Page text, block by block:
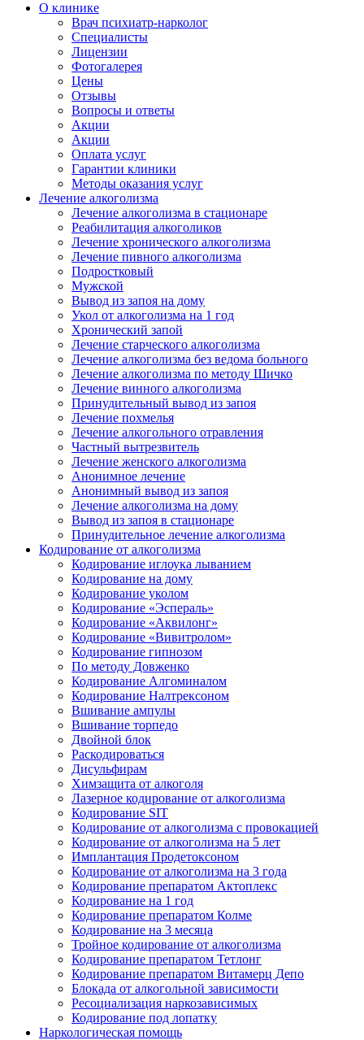
О клинике
Врач психиатр-нарколог
Специалисты
Лицензии
Фотогалерея
Цены
Отзывы
Вопросы и ответы
Акции
Акции
Оплата услуг
Гарантии клиники
Методы оказания услуг
Лечение алкоголизма
Лечение алкоголизма в стационаре
Реабилитация алкоголиков
Лечение хронического алкоголизма
Лечение пивного алкоголизма
Подростковый
Мужской
Вывод из запоя на дому
Укол от алкоголизма на 1 год
Хронический запой
Лечение старческого алкоголизма
Лечение алкоголизма без ведома больного
Лечение алкоголизма по методу Шичко
Лечение винного алкоголизма
Принудительный вывод из запоя
Лечение похмелья
Лечение алкогольного отравления
Частный вытрезвитель
Лечение женского алкоголизма
Анонимное лечение
Анонимный вывод из запоя
Лечение алкоголизма на дому
Вывод из запоя в стационаре
Принудительное лечение алкоголизма
Кодирование от алкоголизма
Кодирование иглоука лыванием
Кодирование на дому
Кодирование уколом
Кодирование «Эспераль»
Кодирование «Аквилонг»
Кодирование «Вивитролом»
Кодирование гипнозом
По методу Довженко
Кодирование Алгоминалом
Кодирование Налтрексоном
Вшивание ампулы
Вшивание торпедо
Двойной блок
Раскодироваться
Дисульфирам
Химзащита от алкоголя
Лазерное кодирование от алкоголизма
Кодирование SIT
Кодирование от алкоголизма с провокацией
Кодирование от алкоголизма на 5 лет
Имплантация Продетоксоном
Кодирование от алкоголизма на 3 года
Кодирование препаратом Актоплекс
Кодирование на 1 год
Кодирование препаратом Колме
Кодирование на 3 месяца
Тройное кодирование от алкоголизма
Кодирование препаратом Тетлонг
Кодирование препаратом Витамерц Депо
Блокада от алкогольной зависимости
Ресоциализация наркозависимых
Кодирование под лопатку
Наркологическая помощь